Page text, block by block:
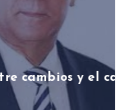
y el cambio